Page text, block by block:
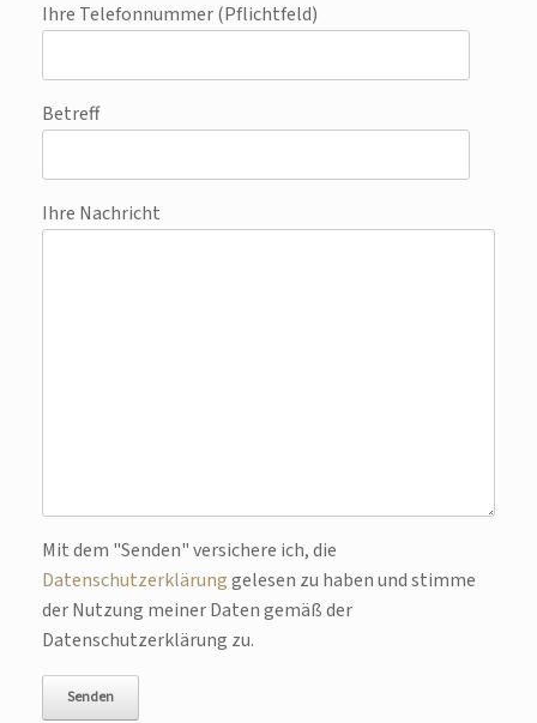
Ihre Telefonnummer (Pflichtfeld)
Betreff
Ihre Nachricht
Bitte lasse dieses Feld leer.
Mit dem "Senden" versichere ich, die
Datenschutzerklärunggelesen zu haben und stimme
der Nutzung meiner Daten gemäß der
Datenschutzerklärung zu.